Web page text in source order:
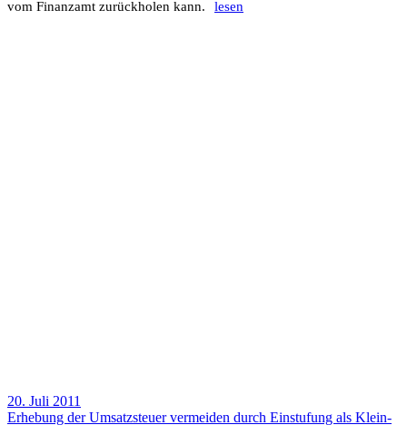
vom Finanzamt zurück­holen kann.
lesen
20. Juli 2011
Erhe­bung der Umsatz­steuer vermeiden durch Einstu­fung als Klein­